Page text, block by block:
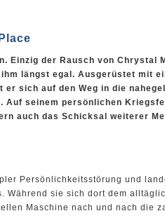
Einzig der Rausch von Chrystal
längst egal. Ausgerüstet mit
sich auf den Weg in die
Auf seinem persönlichen
auch das Schicksal weiterer
Persönlichkeitsstörung und
Während sie sich dort dem
Maschine nach und nach die